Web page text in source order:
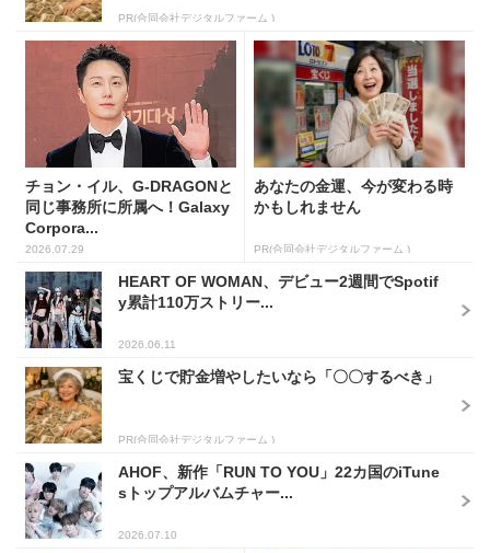
PR(合同会社デジタルファーム )
チョン・イル、G-DRAGONと
同じ事務所に所属へ！Galaxy
Corpora...
2026.07.29
あなたの金運、今が変わる時
かもしれません
PR(合同会社デジタルファーム )
HEART OF WOMAN、デビュー2週間でSpotif
y累計110万ストリー...
2026.06.11
宝くじで貯金増やしたいなら「〇〇するべき」
PR(合同会社デジタルファーム )
AHOF、新作「RUN TO YOU」22カ国のiTune
sトップアルバムチャー...
2026.07.10